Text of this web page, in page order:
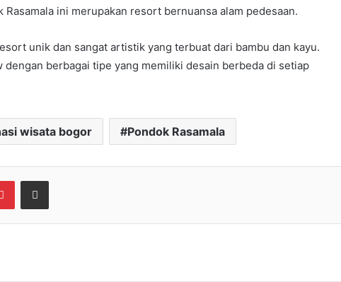
Rasamala ini merupakan resort bernuansa alam pedesaan.
unik dan sangat artistik yang terbuat dari bambu dan kayu.
dengan berbagai tipe yang memiliki desain berbeda di setiap
wisata bogor Pondok Rasamala
PinterestShare via Email